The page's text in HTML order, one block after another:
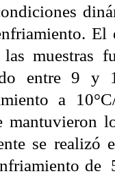
muestras
entre 9 y
a
mantuvieron
se realizó
de